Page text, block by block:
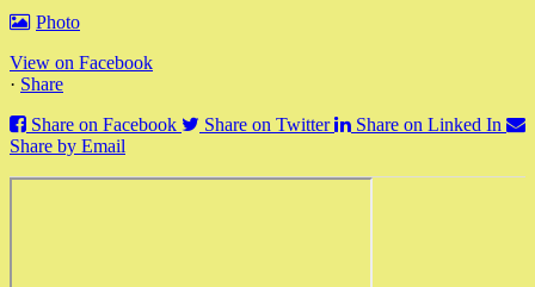
Photo
View on Facebook
· Share
Share on Facebook
Share on Twitter
Share on Linked In
Share by Email